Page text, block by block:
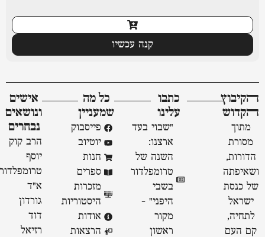
קנה עכשיו
ﬣקיבוץ
ﬣקדוש
מתוך
מסורת
הדורות,
ושאיפתה
של כנסת
ישראל
לתחיה,
קם העם
כתבו
עלינו
"שבוי בעד
ארצנו:
השנה של
טרומפלדור
בשבי
היפני" -
מקור
ראשון
כל מה
שמעניין
פייסבוק
יוטיוב
חנות
ספרים
מזכרות
היסטוריות
אודות
הרצאות
אישים
ונושאים
נבחרים
הרב קוק
יוסף
טרומפלדור
א״ד
גורדון
דוד
רזיאל